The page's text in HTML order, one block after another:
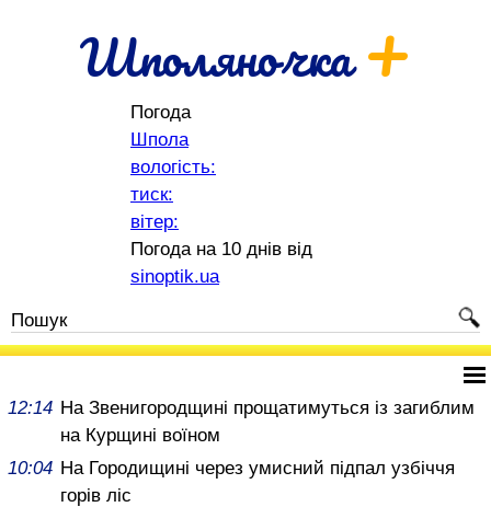
Шполяночка+
Погода
Шпола
вологість:
тиск:
вітер:
Погода на 10 днів від
sinoptik.ua
12:14 На Звенигородщині прощатимуться із загиблим
на Курщині воїном
10:04 На Городищині через умисний підпал узбіччя
горів ліс